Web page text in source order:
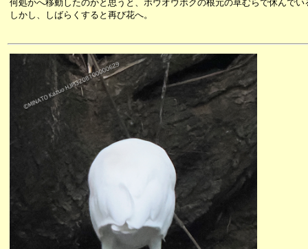
何処かへ移動したのかと思うと、ホウオウボクの根元の草むらで休んでい
しかし、しばらくすると再び花へ。